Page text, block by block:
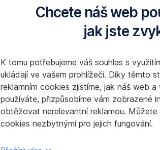
Chcete náš web
jak jste
K tomu potřebujeme váš souhlas s
ukládají ve vašem prohlížeči. Díky těmto
reklamním cookies zjistíme, jak náš web
používáte, přizpůsobíme vám zobrazené
obtěžovat nerelevantní reklamou.
cookies nezbytnými pro jejich fungování.